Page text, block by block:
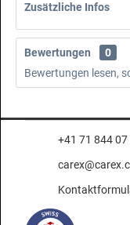
Zusätzliche Infos
Bewertungen
0
Bewertungen lesen,
+41 71 844 07